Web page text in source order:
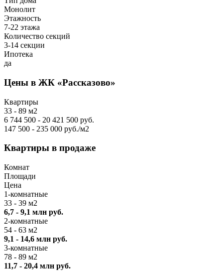
Монолит
Этажность
7-22 этажа
Количество секций
3-14 секции
Ипотека
да
Цены в ЖК «Рассказово»
Квартиры
33 - 89 м2
6 744 500 - 20 421 500 руб.
147 500 - 235 000 руб./м2
Квартиры в продаже
Комнат
Площади
Цена
1-комнатные
33 - 39 м2
6,7 - 9,1 млн руб.
2-комнатные
54 - 63 м2
9,1 - 14,6 млн руб.
3-комнатные
78 - 89 м2
11,7 - 20,4 млн руб.